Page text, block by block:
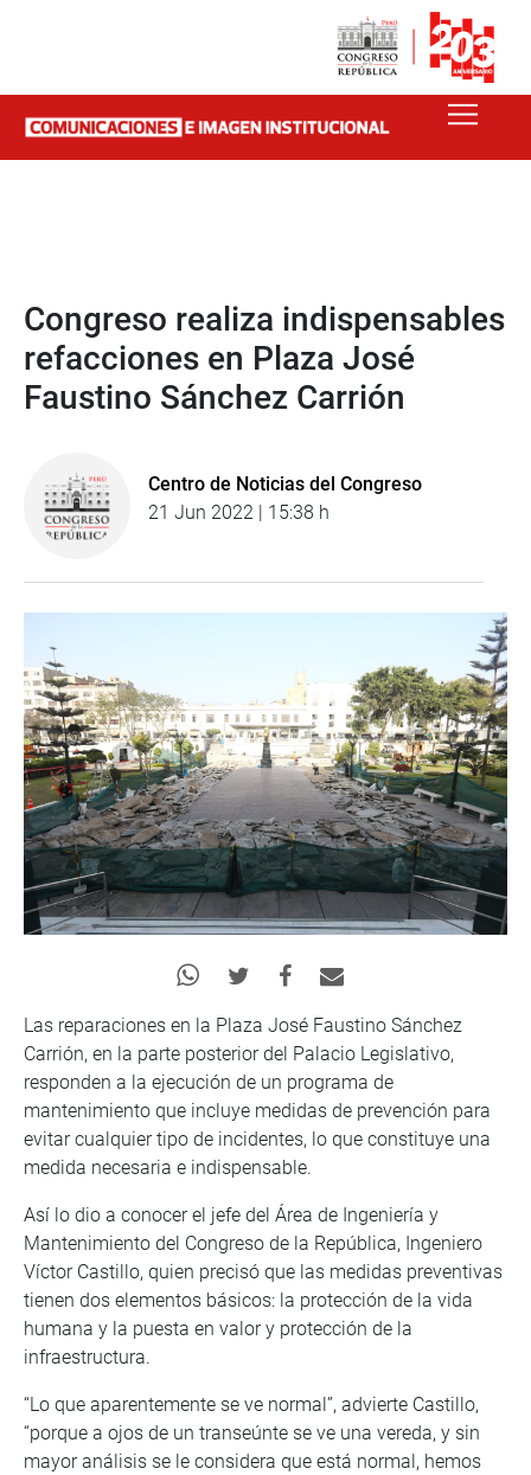
Congreso realiza indispensables
refacciones en Plaza José
Faustino Sánchez Carrión
Centro de Noticias del Congreso
21 Jun 2022 | 15:38 h
Las reparaciones en la Plaza José Faustino Sánchez
Carrión, en la parte posterior del Palacio Legislativo,
responden a la ejecución de un programa de
mantenimiento que incluye medidas de prevención para
evitar cualquier tipo de incidentes, lo que constituye una
medida necesaria e indispensable.
Así lo dio a conocer el jefe del Área de Ingeniería y
Mantenimiento del Congreso de la República, Ingeniero
Víctor Castillo, quien precisó que las medidas preventivas
tienen dos elementos básicos: la protección de la vida
humana y la puesta en valor y protección de la
infraestructura.
“Lo que aparentemente se ve normal”, advierte Castillo,
“porque a ojos de un transeúnte se ve una vereda, y sin
mayor análisis se le considera que está normal, hemos